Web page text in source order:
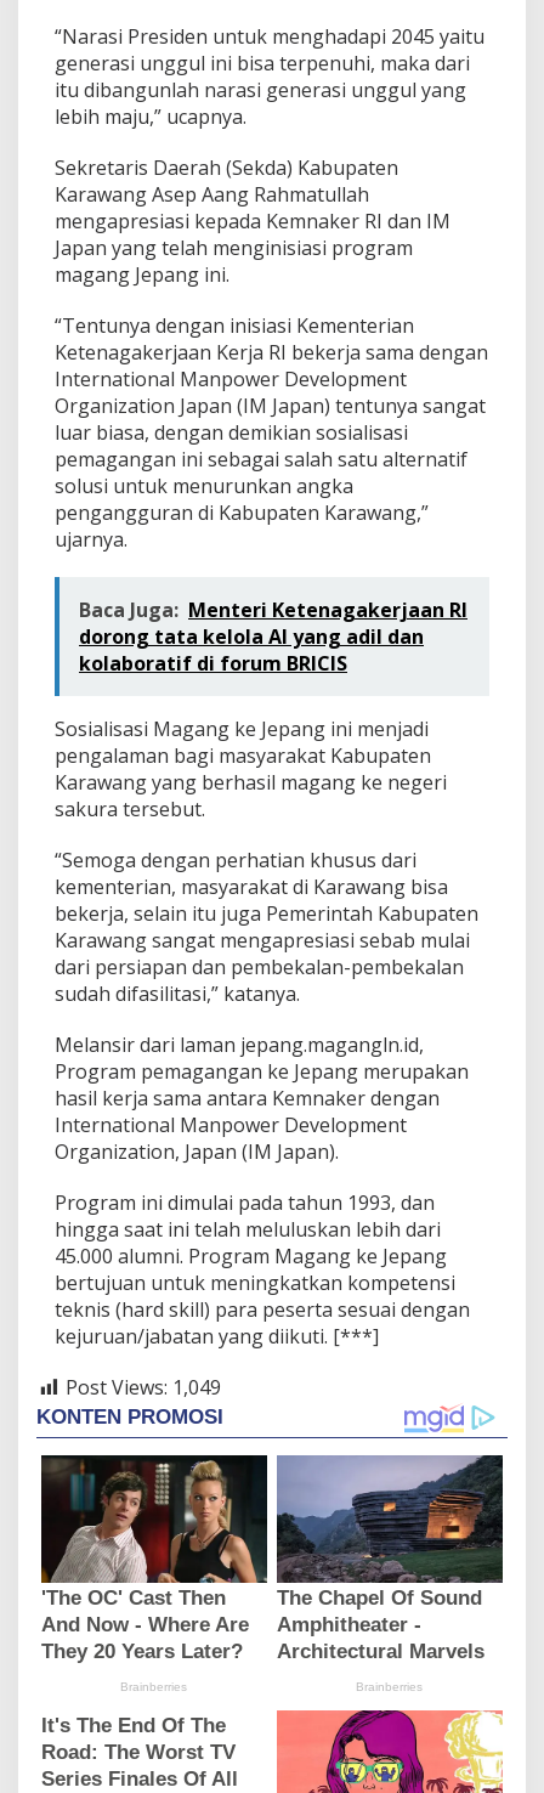
“Narasi Presiden untuk menghadapi 2045 yaitu
generasi unggul ini bisa terpenuhi, maka dari
itu dibangunlah narasi generasi unggul yang
lebih maju,” ucapnya.
Sekretaris Daerah (Sekda) Kabupaten
Karawang Asep Aang Rahmatullah
mengapresiasi kepada Kemnaker RI dan IM
Japan yang telah menginisiasi program
magang Jepang ini.
“Tentunya dengan inisiasi Kementerian
Ketenagakerjaan Kerja RI bekerja sama dengan
International Manpower Development
Organization Japan (IM Japan) tentunya sangat
luar biasa, dengan demikian sosialisasi
pemagangan ini sebagai salah satu alternatif
solusi untuk menurunkan angka
pengangguran di Kabupaten Karawang,”
ujarnya.
Baca Juga: Menteri Ketenagakerjaan RI
dorong tata kelola AI yang adil dan
kolaboratif di forum BRICIS
Sosialisasi Magang ke Jepang ini menjadi
pengalaman bagi masyarakat Kabupaten
Karawang yang berhasil magang ke negeri
sakura tersebut.
“Semoga dengan perhatian khusus dari
kementerian, masyarakat di Karawang bisa
bekerja, selain itu juga Pemerintah Kabupaten
Karawang sangat mengapresiasi sebab mulai
dari persiapan dan pembekalan-pembekalan
sudah difasilitasi,” katanya.
Melansir dari laman jepang.magangln.id,
Program pemagangan ke Jepang merupakan
hasil kerja sama antara Kemnaker dengan
International Manpower Development
Organization, Japan (IM Japan).
Program ini dimulai pada tahun 1993, dan
hingga saat ini telah meluluskan lebih dari
45.000 alumni. Program Magang ke Jepang
bertujuan untuk meningkatkan kompetensi
teknis (hard skill) para peserta sesuai dengan
kejuruan/jabatan yang diikuti. [***]
Post Views: 1,049